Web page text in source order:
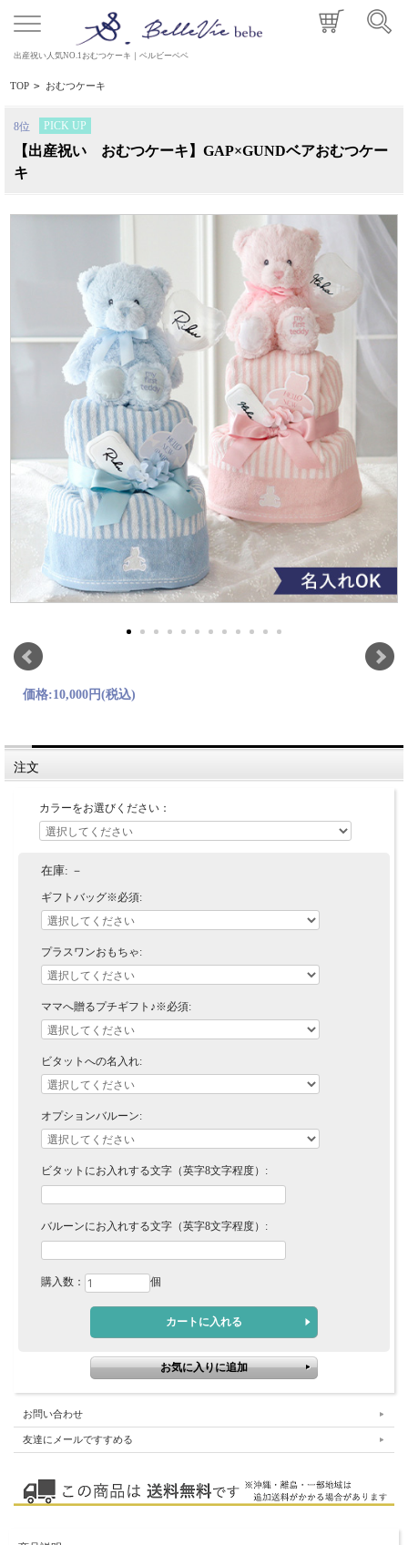
出産祝い人気NO.1おむつケーキ｜ベルビーベベ
TOP > おむつケーキ
8位 PICK UP
【出産祝い おむつケーキ】GAP×GUNDベアおむつケー
キ
価格:10,000円(税込)
注文
カラーをお選びください：
在庫: －
ギフトバッグ※必須:
プラスワンおもちゃ:
ママへ贈るプチギフト♪※必須:
ビタットへの名入れ:
オプションバルーン:
ビタットにお入れする文字（英字8文字程度）:
バルーンにお入れする文字（英字8文字程度）:
購入数： 個
お問い合わせ
友達にメールですすめる